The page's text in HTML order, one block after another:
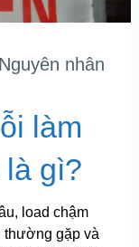
nhân
làm
là gì?
load chậm
thường gặp và